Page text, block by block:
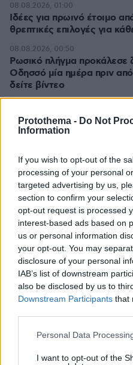
Protothema - Do Not
Information
If you wish to opt-out of the
processing of your personal
targeted advertising by us,
section to confirm your
opt-out request is processed
interest-based ads based on
us or personal information
your opt-out. You may
disclosure of your personal
IAB’s list of downstream
also be disclosed by us to
Downstream Participants that
Please note that this
not limited to your visit or
Personal Data
I want to opt-out of the
Ιδέες για πρωινό έτοιμο
θρεπτικές επιλογές για
08.08.2026, 01:00
Ρωσικό πλήγμα προκάλεσε
Οδησσό μία ημέρα πριν
δείτε βίντεο
08.08.2026, 00:50
Είδατε σαμιαμίδι στο
σκοτώσετε
Αποκαλύφθηκε η αιτία
NBAer Μπράντον Κλαρκ
Πώς εξαργυρώνεται το
Όλες οι επιλογές
08.08.2026, 00:18
Συνάντηση Ζελένσκι-
Οικονομία, ασφάλεια και
08.08.2026, 00:14
Σιροπιαστά γλυκά: Πού
γλυκά ταψιού για το σπίτι
08.08.2026, 00:00
Υπό έλεγχο η πυρκαγιά σε